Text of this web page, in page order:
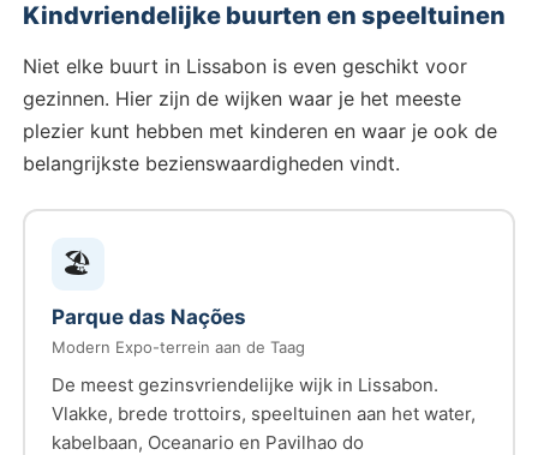
Kindvriendelijke buurten en speeltuinen
Niet elke buurt in Lissabon is even geschikt voor
gezinnen. Hier zijn de wijken waar je het meeste
plezier kunt hebben met kinderen en waar je ook de
belangrijkste bezienswaardigheden vindt.
🏖️
Parque das Nações
Modern Expo-terrein aan de Taag
De meest gezinsvriendelijke wijk in Lissabon.
Vlakke, brede trottoirs, speeltuinen aan het water,
kabelbaan, Oceanario en Pavilhao do